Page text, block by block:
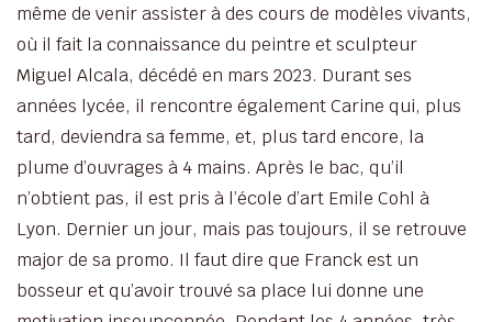
même de venir assister à des cours de modèles vivants,
où il fait la connaissance du peintre et sculpteur
Miguel Alcala, décédé en mars 2023. Durant ses
années lycée, il rencontre également Carine qui, plus
tard, deviendra sa femme, et, plus tard encore, la
plume d’ouvrages à 4 mains. Après le bac, qu’il
n’obtient pas, il est pris à l’école d’art Emile Cohl à
Lyon. Dernier un jour, mais pas toujours, il se retrouve
major de sa promo. Il faut dire que Franck est un
bosseur et qu’avoir trouvé sa place lui donne une